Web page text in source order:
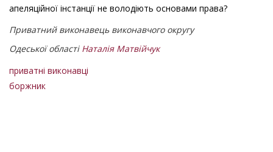
апеляційної інстанції не володіють основами права?
Приватний виконавець виконавчого округу
Одеської області Наталія Матвійчук
приватні виконавці
боржник